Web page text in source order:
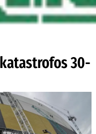
30-